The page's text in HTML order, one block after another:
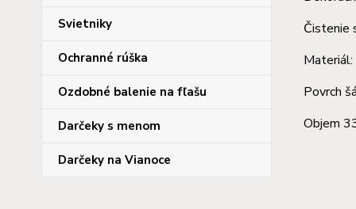
Svietniky
Ochranné rúška
Ozdobné balenie na fľašu
Darčeky s menom
Darčeky na Vianoce
Čistenie
Materiál:
Povrch
Objem